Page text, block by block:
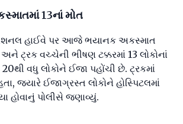
13નાં મોત
હાઈવે પર આજે ભયાનક અકસ્માત
ટ્રક વચ્ચેની ભીષણ ટક્કરમાં 13 લોકોનાં
વધુ લોકોને ઈજા પહોંચી છે. ટ્રકમાં
જ્યારે ઈજાગ્રસ્ત લોકોને હોસ્પિટલમાં
હોવાનું પોલીસે જણાવ્યું.